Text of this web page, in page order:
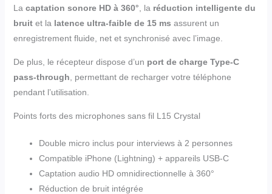
La captation sonore HD à 360° , la réduction intelligente du
bruitet la latence ultra-faible de 15 ms assurent un
enregistrement fluide, net et synchronisé avec l’image.
De plus, le récepteur dispose d’un port de charge Type-C
pass-through , permettant de recharger votre téléphone
pendant l’utilisation.
Points forts des microphones sans fil L15 Crystal
Double micro inclus pour interviews à 2 personnes
Compatible iPhone (Lightning) + appareils USB-C
Captation audio HD omnidirectionnelle à 360°
Réduction de bruit intégrée